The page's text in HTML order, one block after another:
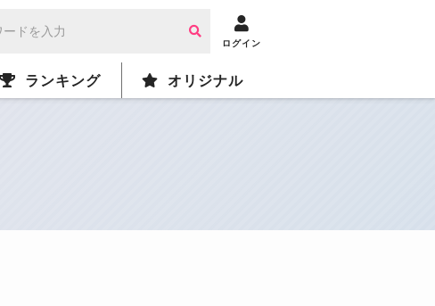
ログイン
ランキング オリジナル